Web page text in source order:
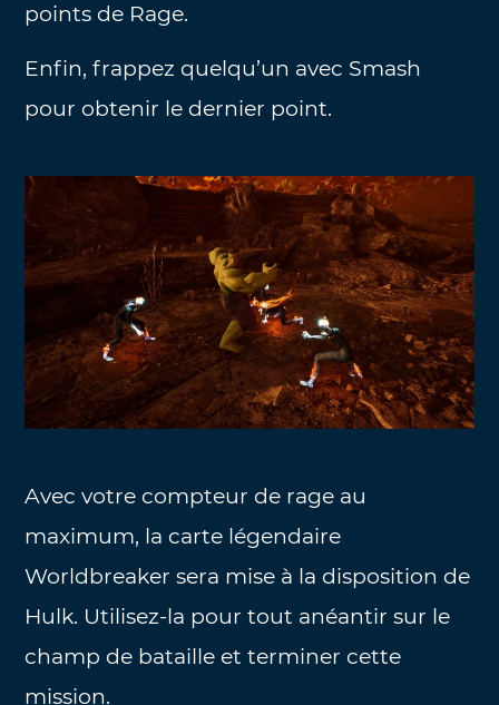
points de Rage.
Enfin, frappez quelqu’un avec Smash
pour obtenir le dernier point.
Avec votre compteur de rage au
maximum, la carte légendaire
Worldbreaker sera mise à la disposition de
Hulk. Utilisez-la pour tout anéantir sur le
champ de bataille et terminer cette
mission.